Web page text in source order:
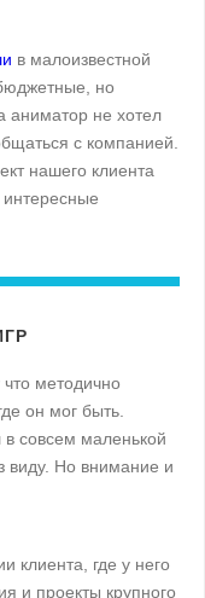
в малоизвестной
но
аниматор не хотел
с компанией.
нашего клиента
методично
он мог быть.
в совсем маленькой
виду. Но внимание и
клиента, где у него
и проекты крупного